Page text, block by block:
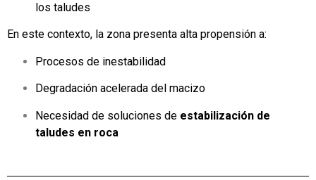
los taludes
En este contexto, la zona presenta alta propensión a:
Procesos de inestabilidad
Degradación acelerada del macizo
Necesidad de soluciones de estabilización de
taludes en roca